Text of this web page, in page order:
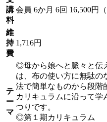
講
料
会員 6か月 6回 16,500円
維
持
費
1,716円
テ
ー
マ
◎母から娘へと脈々と伝
は、布の使い方に無駄の
法で簡単なものから段階
カリキュラムに沿って学
つりです。
◎第１期カリキュラム